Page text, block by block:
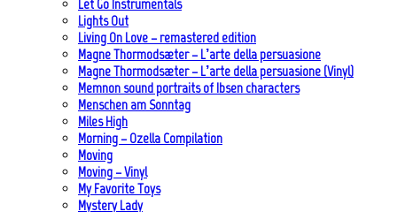
Let Go Instrumentals
Lights Out
Living On Love – remastered edition
Magne Thormodsæter – L’arte della persuasione
Magne Thormodsæter – L’arte della persuasione (Vinyl)
Memnon sound portraits of Ibsen characters
Menschen am Sonntag
Miles High
Morning – Ozella Compilation
Moving
Moving – Vinyl
My Favorite Toys
Mystery Lady